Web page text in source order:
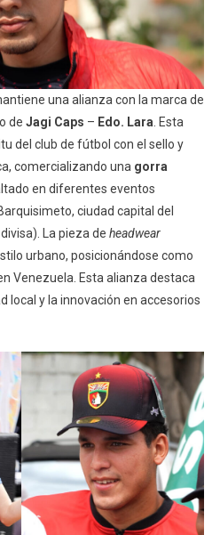
una alianza con la marca de
de Jagi Caps – Edo. Lara. Esta
del club de fútbol con el sello y
comercializando una gorra
en diferentes eventos
ciudad capital del
La pieza de headwear
urbano, posicionándose como
Venezuela. Esta alianza destaca
local y la innovación en accesorios